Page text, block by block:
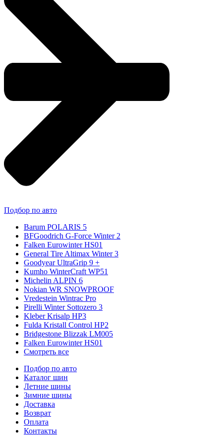
Подбор по авто
Barum POLARIS 5
BFGoodrich G-Force Winter 2
Falken Eurowinter HS01
General Tire Altimax Winter 3
Goodyear UltraGrip 9 +
Kumho WinterCraft WP51
Michelin ALPIN 6
Nokian WR SNOWPROOF
Vredestein Wintrac Pro
Pirelli Winter Sottozero 3
Kleber Krisalp HP3
Fulda Kristall Control HP2
Bridgestone Blizzak LM005
Falken Eurowinter HS01
Смотреть все
Подбор по авто
Каталог шин
Летние шины
Зимние шины
Доставка
Возврат
Оплата
Контакты